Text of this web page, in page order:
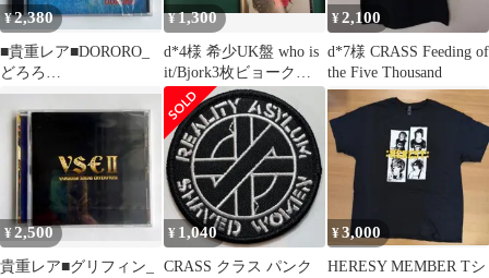
¥2,380
■貴重レア■DORORO_
どろろ
_S.H.I_ZOUO_CD_新品
未開封
¥1,300
d*4様 希少UK盤 who is
it/Bjork3枚ビョーク限
定シュガーキュ
¥2,100
d*7様 CRASS Feeding of
the Five Thousand
¥2,500
貴重レア■グリフィン_
¥ 1,040
CRASS クラス パンク
¥3,000
HERESY MEMBER Tシ